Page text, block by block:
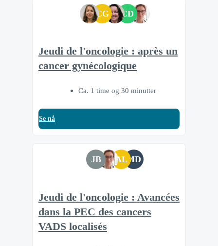
CG CD
Jeudi de l'oncologie : après un
cancer gynécologique
Ca. 1 time og 30 minutter
Se nå
JB ALMD
Jeudi de l'oncologie : Avancées
dans la PEC des cancers
VADS localisés